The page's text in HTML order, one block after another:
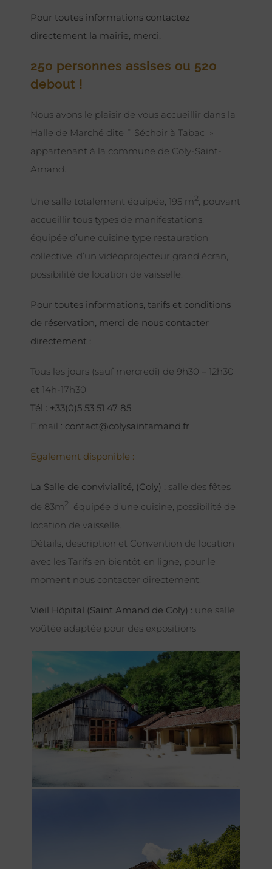
Pour toutes informations contactez
directement la mairie, merci.
250 personnes assises ou 520
debout !
Nous avons le plaisir de vous accueillir dans la
Halle de Marché dite ¨ Séchoir à Tabac »
appartenant à la commune de Coly-Saint-
Amand.
Une salle totalement équipée, 195 m2, pouvant
accueillir tous types de manifestations,
équipée d’une cuisine type restauration
collective, d’un vidéoprojecteur grand écran,
possibilité de location de vaisselle.
Pour toutes informations, tarifs et conditions
de réservation, merci de nous contacter
directement :
Tous les jours (sauf mercredi) de 9h30 – 12h30
et 14h-17h30
Tél : +33(0)5 53 51 47 85
E.mail : contact@colysaintamand.fr
Egalement disponible :
La Salle de convivialité, (Coly) : salle des fêtes
de 83m2 équipée d’une cuisine, possibilité de
location de vaisselle.
Détails, description et Convention de location
avec les Tarifs en bientôt en ligne, pour le
moment nous contacter directement.
Vieil Hôpital (Saint Amand de Coly) : une salle
voûtée adaptée pour des expositions